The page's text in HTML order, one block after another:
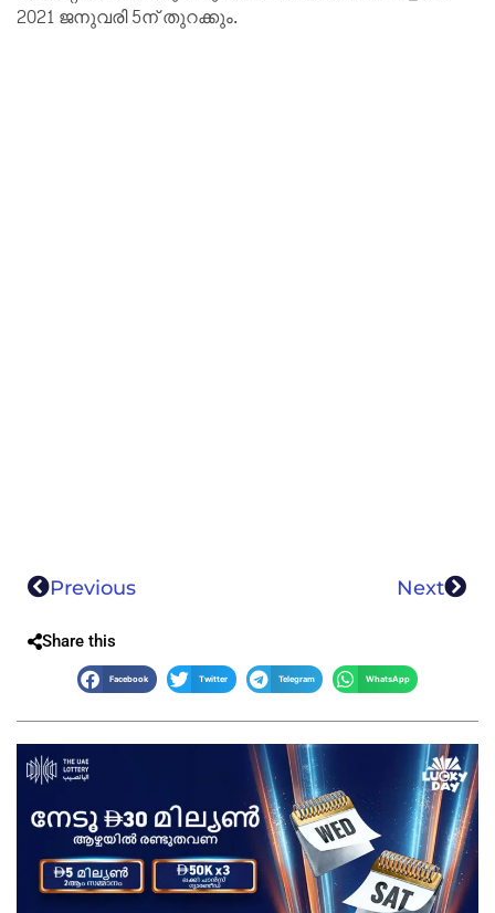
2021 ജനുവരി 5ന് തുറക്കും.
Previous Next
Share this
Facebook Twitter Telegram WhatsApp